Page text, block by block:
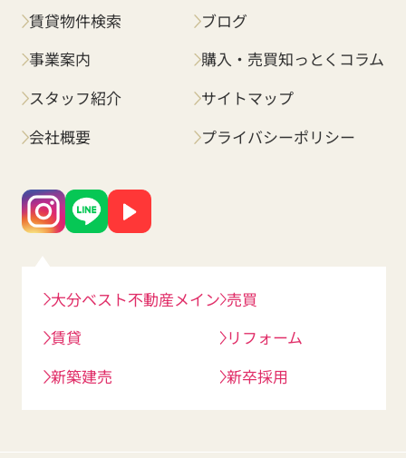
賃貸物件検索
事業案内
スタッフ紹介
会社概要
ブログ
購入・売買知っとくコラム
サイトマップ
プライバシーポリシー
大分ベスト不動産メイン
賃貸
新築建売
売買
リフォーム
新卒採用